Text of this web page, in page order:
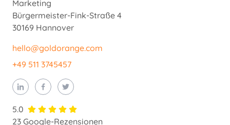
Marketing
Bürgermeister-Fink-Straße 4
30169 Hannover
hello@goldorange.com
+49 511 3745457
5.0
23 Google-Rezensionen